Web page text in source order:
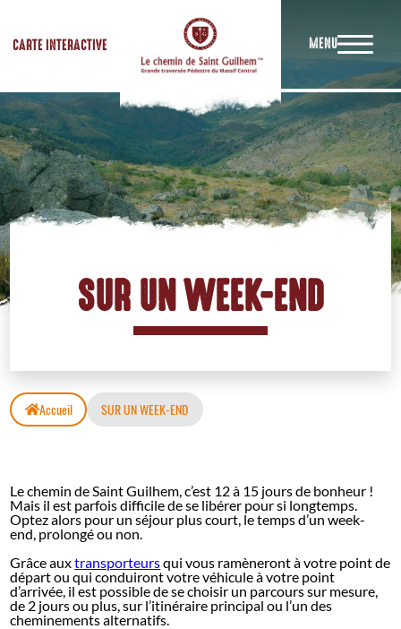
CARTE INTERACTIVE MENU
SUR UN WEEK-END
Accueil SUR UN WEEK-END
Le chemin de Saint Guilhem, c’est 12 à 15 jours de bonheur !
Mais il est parfois difficile de se libérer pour si longtemps.
Optez alors pour un séjour plus court, le temps d’un week-
end, prolongé ou non.
Grâce auxtransporteursqui vous ramèneront à votre point de
départ ou qui conduiront votre véhicule à votre point
d’arrivée, il est possible de se choisir un parcours sur mesure,
de 2 jours ou plus, sur l’itinéraire principal ou l’un des
cheminements alternatifs.